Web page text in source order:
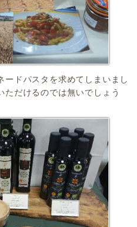
ドパスタを求めてしまいまし
ただけるのでは無いでしょう